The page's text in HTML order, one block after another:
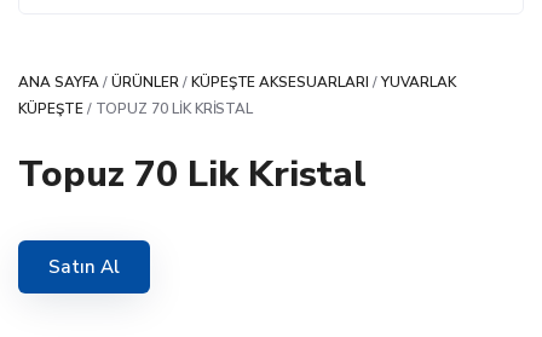
ANA SAYFA/ÜRÜNLER/KÜPEŞTE AKSESUARLARI /YUVARLAK
KÜPEŞTE/ TOPUZ 70 LIK KRISTAL
Topuz 70 Lik Kristal
Satın Al